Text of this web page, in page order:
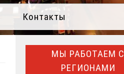
Контакты
МЫ РАБОТАЕМ С
РЕГИОНАМИ